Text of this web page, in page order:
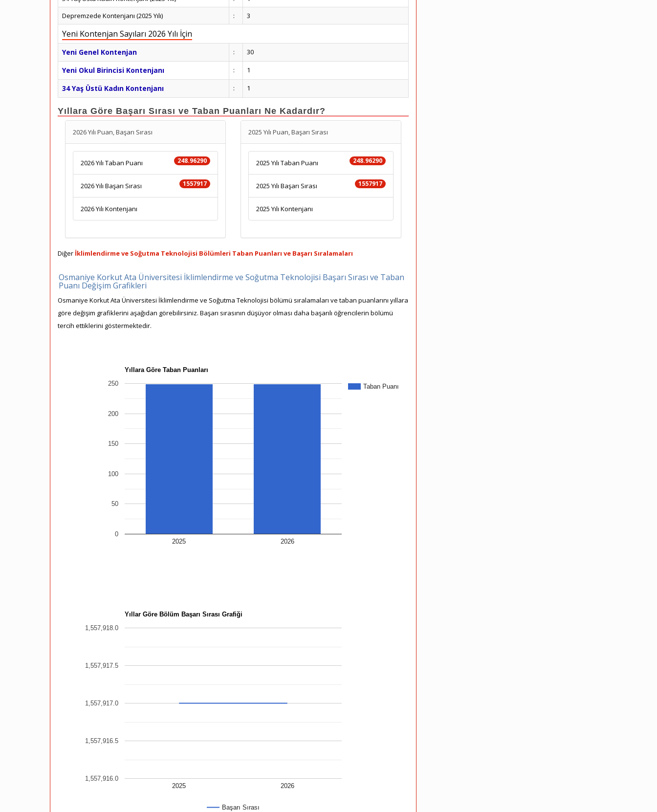
Depremzede Kontenjanı (2025 Yılı)
: 3
Yeni Kontenjan Sayıları 2026 Yılı İçin
Yeni Genel Kontenjan : 30
Yeni Okul Birincisi Kontenjanı : 1
34 Yaş Üstü Kadın Kontenjanı : 1
Yıllara Göre Başarı Sırası ve Taban Puanları Ne Kadardır?
2026 Yılı Puan, Başarı Sırası
248.96290
2026 Yılı Taban Puanı
1557917
2026 Yılı Başarı Sırası
2026 Yılı Kontenjanı
2025 Yılı Puan, Başarı Sırası
248.96290
2025 Yılı Taban Puanı
1557917
2025 Yılı Başarı Sırası
2025 Yılı Kontenjanı
Diğer İklimlendirme ve Soğutma Teknolojisi Bölümleri Taban Puanları ve Başarı Sıralamaları
Osmaniye Korkut Ata Üniversitesi İklimlendirme ve Soğutma Teknolojisi Başarı Sırası ve Taban
Puanı Değişim Grafikleri
Osmaniye Korkut Ata Üniversitesi İklimlendirme ve Soğutma Teknolojisi bölümü sıralamaları ve taban puanlarını yıllara
göre değişim grafiklerini aşağıdan görebilirsiniz. Başarı sırasının düşüyor olması daha başarılı öğrencilerin bölümü
tercih ettiklerini göstermektedir.
Yıllara Göre Taban Puanları
Taban Puanı
2025 2026
0
50
100
150
200
250
Yıllar Göre Bölüm Başarı Sırası Grafiği
Başarı Sırası
2025 2026
1,557,916.0
1,557,916.5
1,557,917.0
1,557,917.5
1,557,918.0